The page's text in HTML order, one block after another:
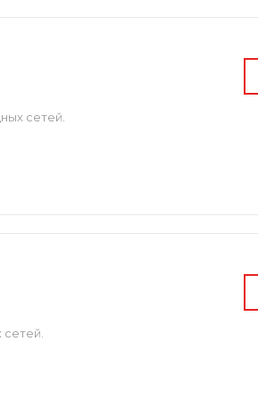
сетей.